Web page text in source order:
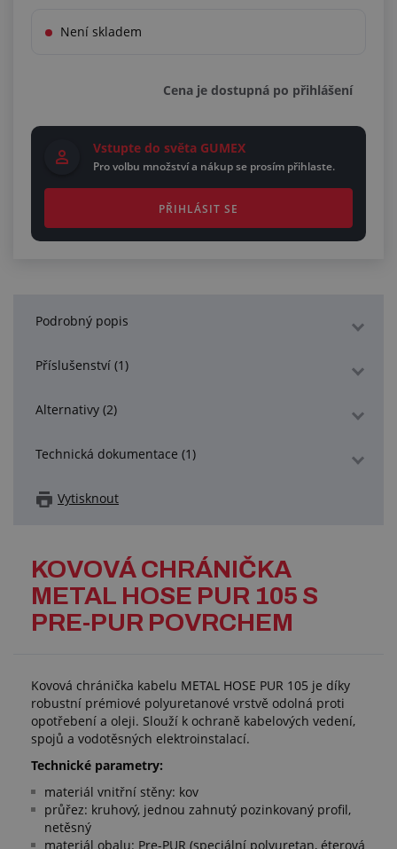
Není skladem
Cena je dostupná po přihlášení
Vstupte do světa GUMEX
Pro volbu množství a nákup se prosím přihlaste.
PŘIHLÁSIT SE
Podrobný popis
Příslušenství (1)
Alternativy (2)
Technická dokumentace (1)
Vytisknout
KOVOVÁ CHRÁNIČKA
METAL HOSE PUR 105 S
PRE-PUR POVRCHEM
Kovová chránička kabelu METAL HOSE PUR 105 je díky
robustní prémiové polyuretanové vrstvě odolná proti
opotřebení a oleji. Slouží k ochraně kabelových vedení,
spojů a vodotěsných elektroinstalací.
Technické parametry:
materiál vnitřní stěny: kov
průřez: kruhový, jednou zahnutý pozinkovaný profil,
netěsný
materiál obalu: Pre-PUR (speciální polyuretan, éterová